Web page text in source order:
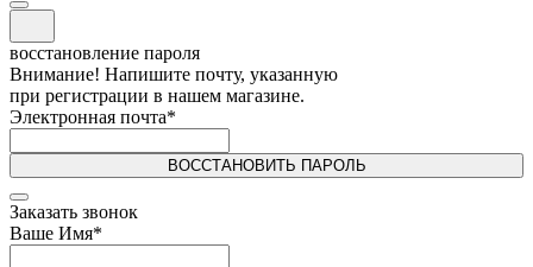
восстановление пароля
Внимание! Напишите почту, указанную
при регистрации в нашем магазине.
Электронная почта*
ВОССТАНОВИТЬ ПАРОЛЬ
Заказать звонок
Ваше Имя*